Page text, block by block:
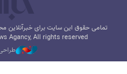
تمامی حقوق این سایت برای خبرآنلاین
Agancy, All rights reserved